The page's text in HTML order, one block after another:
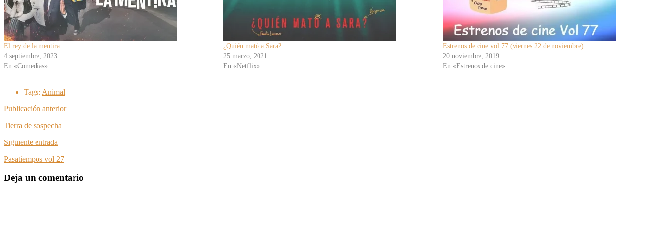
El rey de la mentira
4 septiembre, 2023
En «Comedias»
¿Quién mató a Sara?
25 marzo, 2021
En «Netflix»
Estrenos de cine vol 77 (viernes 22 de noviembre)
20 noviembre, 2019
En «Estrenos de cine»
Tags: Animal
Publicación anterior
Tierra de sospecha
Siguiente entrada
Pasatiempos vol 27
Deja un comentario